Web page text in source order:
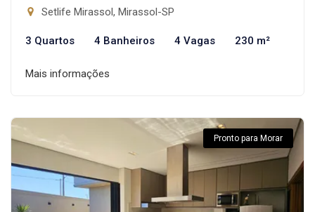
Setlife Mirassol, Mirassol-SP
3 Quartos 4 Banheiros 4 Vagas 230 m²
Mais informações
Pronto para Morar